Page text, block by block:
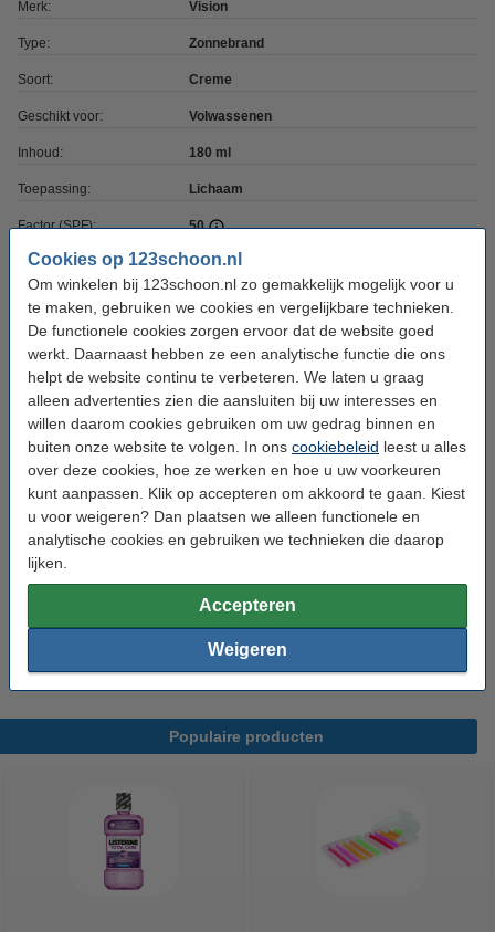
Cookies op 123schoon.nl
Om winkelen bij 123schoon.nl zo gemakkelijk mogelijk voor u
te maken, gebruiken we cookies en vergelijkbare technieken.
De functionele cookies zorgen ervoor dat de website goed
werkt. Daarnaast hebben ze een analytische functie die ons
helpt de website continu te verbeteren. We laten u graag
alleen advertenties zien die aansluiten bij uw interesses en
willen daarom cookies gebruiken om uw gedrag binnen en
buiten onze website te volgen. In ons cookiebeleid leest u alles
over deze cookies, hoe ze werken en hoe u uw voorkeuren
kunt aanpassen. Klik op accepteren om akkoord te gaan. Kiest
u voor weigeren? Dan plaatsen we alleen functionele en
analytische cookies en gebruiken we technieken die daarop
lijken.
Accepteren
Weigeren
Merk: Vision
Type: Zonnebrand
Soort: Creme
Geschikt voor: Volwassenen
Inhoud: 180 ml
Toepassing: Lichaam
Factor (SPF): 50
UV-bescherming: UVA en UVB
Waterproof:
Lijst van ingrediënten
Aqua, C12-15 Alkyl Benzoate, Alcohol Denat., Ethylhexyl Stearate,
Ethylhexyl Salicylate, Butyl Methoxydibenzoylmethane, Octocrylene,
Glycerin, Diethylamino Hydroxybenzoyl Hexyl Benzoate, Potassium Cetyl
Phosphate, Titanium Dioxide (nano), C8-22 Alkyl Acrylates/Methacrylic Acid
Crosspolymer, Tris-Biphenyl Triazine (nano), Glyceryl Stearate, Bis-
Ethylhexyloxyphenol Methoxyphenyl Triazine, Phenoxyethanol,
Dimethicone, Ethylhexyl Triazone, Phenylbenzimidazole Sulfonic Acid,
Acetate, Carbomer, Decyl Glucoside, Caprylyl Glycol, Alcohol, Sodium
Olamine, Butylene Glycol, Disodium Phosphate, Tetrasodium EDTA, Xanthan
Populaire producten